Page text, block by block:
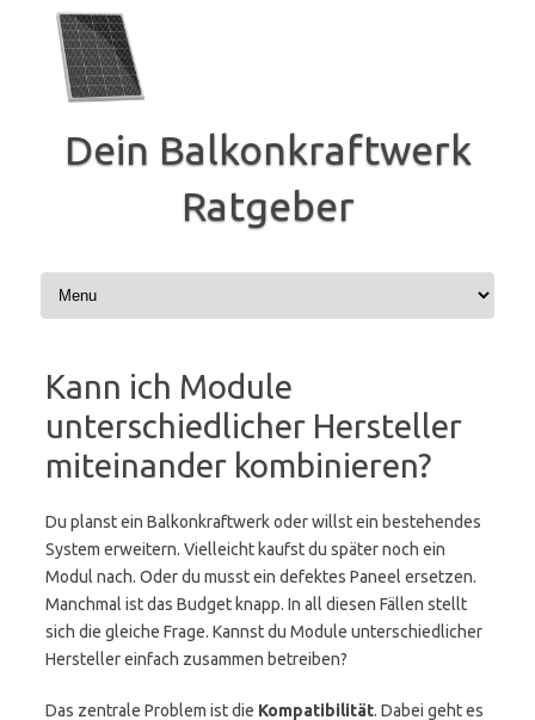
Inhalt
springen
Dein Balkonkraftwerk
Ratgeber
Kann ich Module
unterschiedlicher Hersteller
miteinander kombinieren?
Du planst ein Balkonkraftwerk oder willst ein bestehendes
System erweitern. Vielleicht kaufst du später noch ein
Modul nach. Oder du musst ein defektes Paneel ersetzen.
Manchmal ist das Budget knapp. In all diesen Fällen stellt
sich die gleiche Frage. Kannst du Module unterschiedlicher
Hersteller einfach zusammen betreiben?
Das zentrale Problem ist die Kompatibilität. Dabei geht es